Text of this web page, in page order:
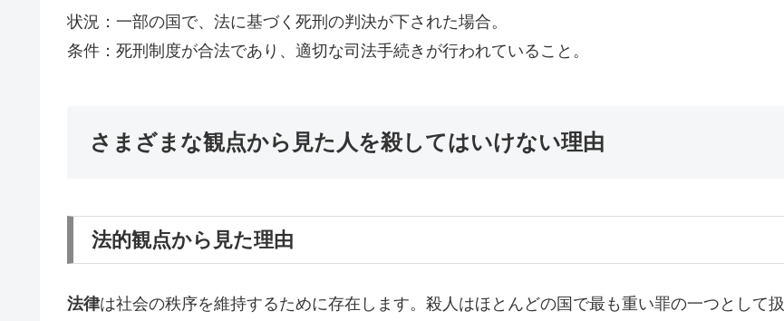
状況：一部の国で、法に基づく死刑の判決が下された場合。
条件：死刑制度が合法であり、適切な司法手続きが行われていること。
さまざまな観点から見た人を殺してはいけない理由
法的観点から見た理由
法律は社会の秩序を維持するために存在します。殺人はほとんどの国で最も重い罪の一つとして扱